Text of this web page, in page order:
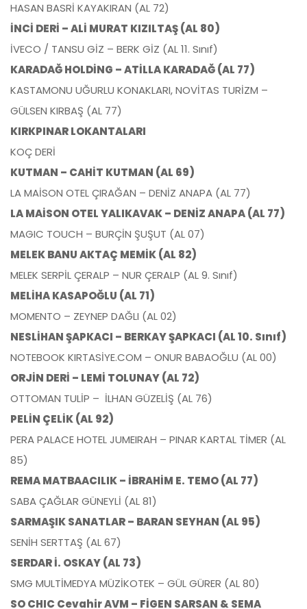
HASAN BASRİ KAYAKIRAN (AL 72)
İNCİ DERİ – ALİ MURAT KIZILTAŞ (AL 80)
İVECO / TANSU GİZ – BERK GİZ (AL 11. Sınıf)
KARADAĞ HOLDİNG – ATİLLA KARADAĞ (AL 77)
KASTAMONU UĞURLU KONAKLARI, NOVİTAS TURİZM –
GÜLSEN KIRBAŞ (AL 77)
KIRKPINAR LOKANTALARI
KOÇ DERİ
KUTMAN – CAHİT KUTMAN (AL 69)
LA MAİSON OTEL ÇIRAĞAN – DENİZ ANAPA (AL 77)
LA MAİSON OTEL YALIKAVAK – DENİZ ANAPA (AL 77)
MAGIC TOUCH – BURÇİN ŞUŞUT (AL 07)
MELEK BANU AKTAÇ MEMİK (AL 82)
MELEK SERPİL ÇERALP – NUR ÇERALP (AL 9. Sınıf)
MELİHA KASAPOĞLU (AL 71)
MOMENTO – ZEYNEP DAĞLI (AL 02)
NESLİHAN ŞAPKACI – BERKAY ŞAPKACI (AL 10. Sınıf)
NOTEBOOK KIRTASİYE.COM – ONUR BABAOĞLU (AL 00)
ORJİN DERİ – LEMİ TOLUNAY (AL 72)
OTTOMAN TULİP – İLHAN GÜZELİŞ (AL 76)
PELİN ÇELİK (AL 92)
PERA PALACE HOTEL JUMEIRAH – PINAR KARTAL TİMER (AL
85)
REMA MATBAACILIK – İBRAHİM E. TEMO (AL 77)
SABA ÇAĞLAR GÜNEYLİ (AL 81)
SARMAŞIK SANATLAR – BARAN SEYHAN (AL 95)
SENİH SERTTAŞ (AL 67)
SERDAR İ. OSKAY (AL 73)
SMG MULTİMEDYA MÜZİKOTEK – GÜL GÜRER (AL 80)
SO CHIC Cevahir AVM – FİGEN SARSAN & SEMA